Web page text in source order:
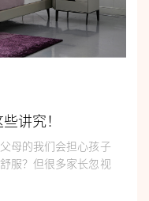
讲究！
母的我们会担心孩子
服？但很多家长忽视